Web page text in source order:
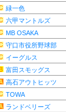
緑一色
六甲マントルズ
MB OSAKA
守口市役所野球部
イーグルス
富田スモッグス
高石アウトヒッツ
TOWA
ランドベリーズ